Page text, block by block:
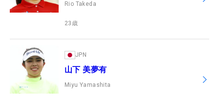
Rio Takeda
23 歳
JPN
山下 美夢有
Miyu Yamashita